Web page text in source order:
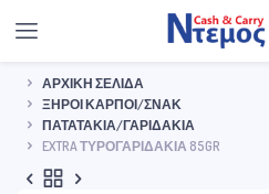
ΑΡΧΙΚΉ ΣΕΛΊΔΑ
ΞΗΡΟΊ ΚΑΡΠΟΊ/ΣΝΑΚ
ΠΑΤΑΤΆΚΙΑ/ΓΑΡΙΔΆΚΙΑ
EXTRA ΤΥΡΟΓΑΡΙΔΆΚΙΑ 85GR